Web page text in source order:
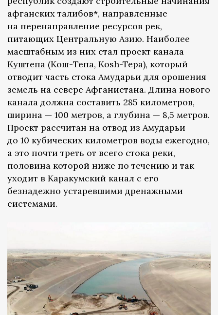
афганских талибов*, направленные
на перенаправление ресурсов рек,
питающих Центральную Азию. Наиболее
масштабным из них стал проект канала
Куштепа (Кош-Тепа, Kosh-Tepa), который
отводит часть стока Амударьи для орошения
земель на севере Афганистана. Длина нового
канала должна составить 285 километров,
ширина — 100 метров, а глубина — 8,5 метров.
Проект рассчитан на отвод из Амударьи
до 10 кубических километров воды ежегодно,
а это почти треть от всего стока реки,
половина которой ниже по течению и так
уходит в Каракумский канал с его
безнадежно устаревшими дренажными
системами.